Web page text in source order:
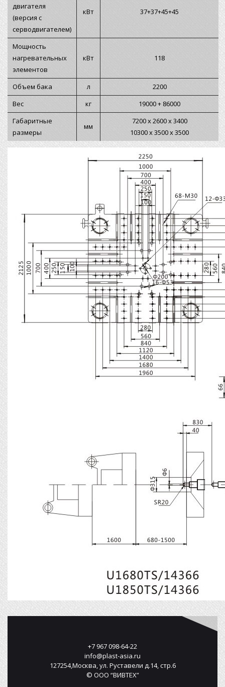
двигателя
(версия с
серводвигателем)
кВт 37+37+45+45
Мощность
нагревательных
элементов
кВт 118
Объем бака л
2200
Вес
кг
19000 + 86000
Габаритные
размеры
мм
7200 х 2600 х 3400
10300 х 3500 х 3500
+7 967 098-64-22
info@plast-asia.ru
127254,Москва, ул. Руставели д.14, стр.6
© ООО “ВИВТЕХ”